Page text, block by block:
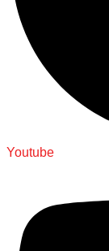
Youtube